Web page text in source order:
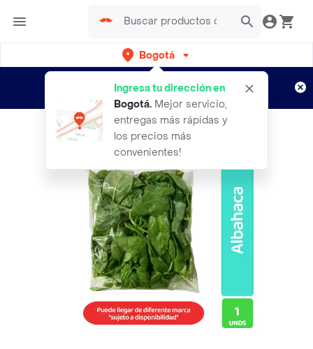
Bogotá
Ingresa tu dirección en
Bogotá. Mejor servicio,
entregas más rápidas y
los precios más
convenientes!
envíos gratis por semanas
Aplican TyC